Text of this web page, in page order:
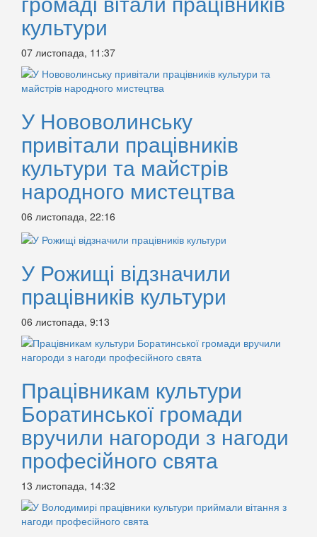
культури
07 листопада, 11:37
У Нововолинську
привітали працівників
культури та майстрів
народного мистецтва
06 листопада, 22:16
У Рожищі відзначили
працівників культури
06 листопада, 9:13
Працівникам культури
Боратинської громади
вручили нагороди з нагоди
професійного свята
13 листопада, 14:32